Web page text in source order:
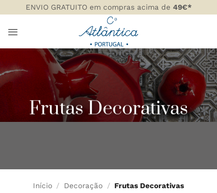
to
content
ENVIO GRATUITO em compras acima de 49€*
Frutas Decorativas
Início / Decoração / Frutas Decorativas